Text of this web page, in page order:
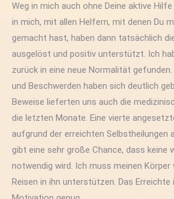
Weg in mich auch ohne Deine aktive
in mich, mit allen Helfern, mit denen Du
gemacht hast, haben dann tatsächlich
ausgelöst und positiv unterstützt. Ich
zurück in eine neue Normalität
und Beschwerden haben sich deutlich
Beweise lieferten uns auch die
die letzten Monate. Eine vierte
aufgrund der erreichten Selbstheilungen
gibt eine sehr große Chance, dass keine
notwendig wird. Ich muss meinen Körper
Reisen in ihn unterstützen. Das Erreichte